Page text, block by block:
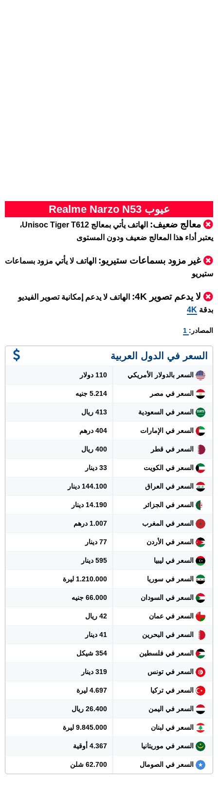
عيوب Realme Narzo N53
معالج ضعيف:
الهاتف يأتي بمعالج Unisoc Tiger T612،
يعتبر أداء هذا المعالج ضعيف ودون المستوى
غير مزود بسماعات ستيريو: الهاتف لا يأتي مزود بسماعات
ستيريو
لا يدعم تصوير 4K:
الهاتف لا يدعم إمكانية تصوير الفيديو
بدقة 4K
المصادر: 1
السعر في الدول العربية
السعر بالدولار الأمريكي 110 دولار
السعر في مصر 5.214 جنيه
السعر في السعودية 413 ريال
السعر في الإمارات 404 درهم
السعر في قطر 400 ريال
السعر في الكويت 33 دينار
السعر في العراق 144.100 دينار
السعر في الجزائر 14.190 دينار
السعر في المغرب 1.007 درهم
السعر في الأردن 77 دينار
السعر في ليبيا 595 دينار
السعر في سوريا 1.210.000 ليرة
السعر في السودان 66.000 جنيه
السعر في عمان 42 ريال
السعر في البحرين 41 دينار
السعر في فلسطين 354 شيكل
السعر في تونس 319 دينار
السعر في تركيا 4.697 ليرة
السعر في اليمن 26.400 ريال
السعر في لبنان 9.845.000 ليرة
السعر في موريتانيا 4.367 أوقية
السعر في الصومال 62.700 شلن